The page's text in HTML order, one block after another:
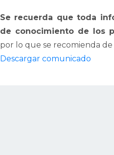
Se recuerda que toda
de conocimiento de los
por lo que se recomienda
Descargar comunicado